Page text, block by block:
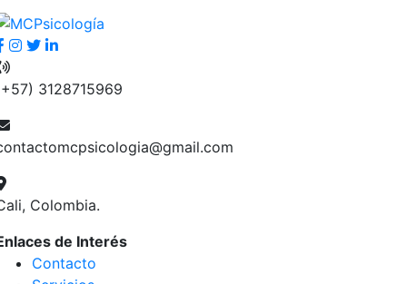
3128715969
Colombia.
de Interés
Contacto